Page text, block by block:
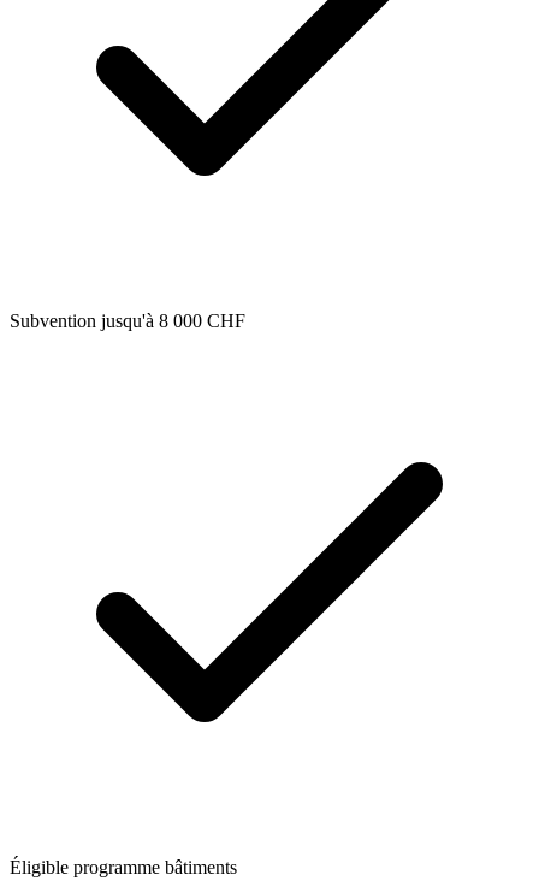
Subvention jusqu'à 8 000 CHF
Éligible programme bâtiments